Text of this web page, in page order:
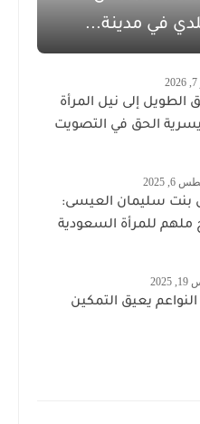
في مدينة...
الطويل إلى نيل المرأة
الحق في التصويت
2025
بنت سليمان العيسى:
ملهم للمرأة السعودية
يعيق التمكين